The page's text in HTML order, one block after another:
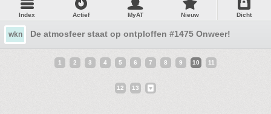
Index Actief MyAT Nieuw Dicht
wkn De atmosfeer staat op ontploffen #1475 Onweer!
1 2 3 4 5 6 7 8 9 10 11
12 13